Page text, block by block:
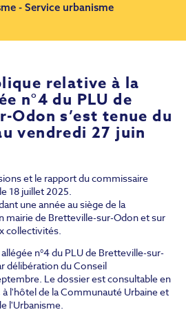
- Service urbanisme
relative à la
n°4 du PLU de
s’est tenue du
vendredi 27 juin
et le rapport du commissaire
18 juillet 2025.
une année au siège de la
mairie de Bretteville-sur-Odon et sur
collectivités.
n°4 du PLU de Bretteville-sur-
délibération du Conseil
Le dossier est consultable en
l'hôtel de la Communauté Urbaine et
l'Urbanisme.